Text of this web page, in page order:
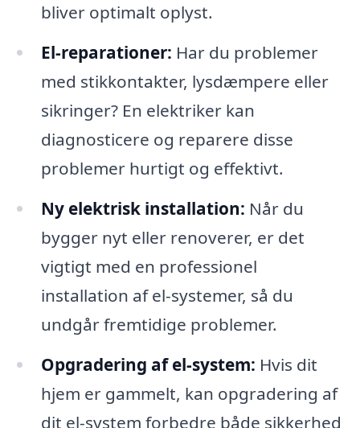
bliver optimalt oplyst.
El-reparationer: Har du problemer
med stikkontakter, lysdæmpere eller
sikringer? En elektriker kan
diagnosticere og reparere disse
problemer hurtigt og effektivt.
Ny elektrisk installation: Når du
bygger nyt eller renoverer, er det
vigtigt med en professionel
installation af el-systemer, så du
undgår fremtidige problemer.
Opgradering af el-system: Hvis dit
hjem er gammelt, kan opgradering af
dit el-system forbedre både sikkerhed